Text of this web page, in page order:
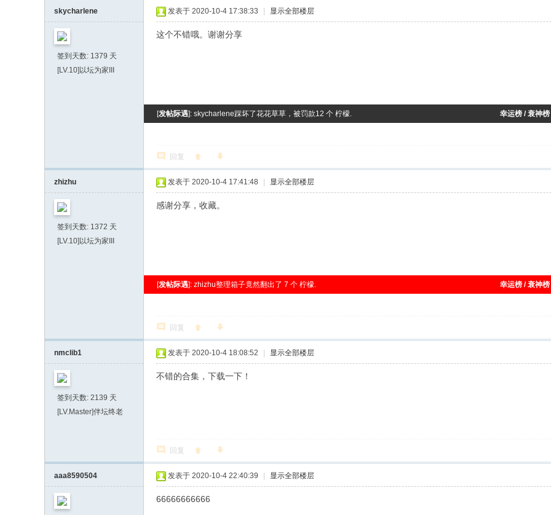
skycharlene
签到天数: 1379 天
[LV.10]以坛为家III
发表于 2020-10-4 17:38:33 显示全部楼层
这个不错哦。谢谢分享
[发帖际遇]: skycharlene踩坏了花花草草，被罚款12 个 柠檬. 幸运榜 / 衰神榜
回复
zhizhu
签到天数: 1372 天
[LV.10]以坛为家III
发表于 2020-10-4 17:41:48 显示全部楼层
感谢分享，收藏。
[发帖际遇]: zhizhu整理箱子竟然翻出了 7 个 柠檬. 幸运榜 / 衰神榜
回复
nmclib1
签到天数: 2139 天
[LV.Master]伴坛终老
发表于 2020-10-4 18:08:52 显示全部楼层
不错的合集，下载一下！
回复
aaa8590504 发表于 2020-10-4 22:40:39 显示全部楼层
66666666666